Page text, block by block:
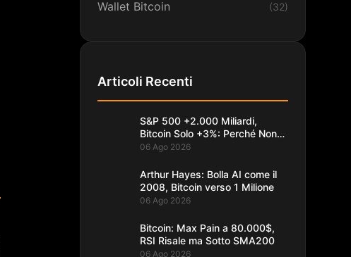
Wallet Bitcoin (32)
Articoli Recenti
S&P 500 +2.000 Miliardi,
Bitcoin Solo +3%: Perché Non
Segue
06 Ago 2026
Arthur Hayes: Bolla AI come il
2008, Bitcoin verso 1 Milione
06 Ago 2026
Bitcoin: Max Pain a 80.000$,
RSI Risale ma Sotto SMA200
06 Ago 2026